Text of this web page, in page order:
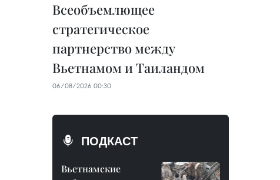
Всеобъемлющее
стратегическое
партнерство между
Вьетнамом и Таиландом
06/08/2026 00:30
ПОДКАСТ
Вьетнамские